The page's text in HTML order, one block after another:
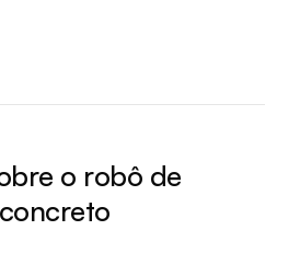
o robô de